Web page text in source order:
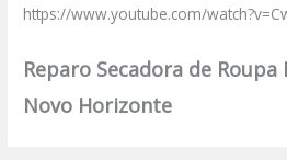
https://www.youtube.com/
Reparo Secadora de
Novo Horizonte